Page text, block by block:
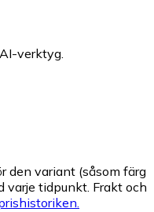
verktyg.
den variant (såsom färg
varje tidpunkt. Frakt och